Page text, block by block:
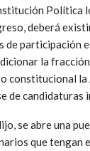
Política
deberá
de participación
la
constitucional
de candidaturas
se abre una
que tengan